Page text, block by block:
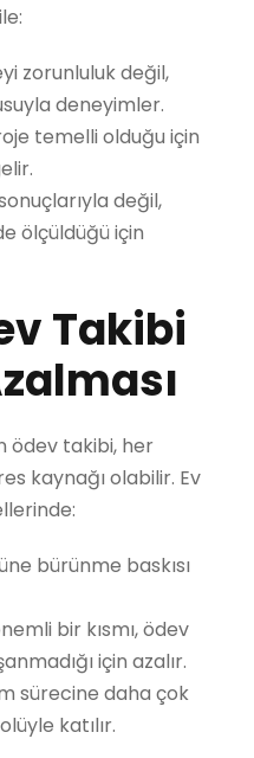
zorunluluk değil,
deneyimler.
temelli olduğu için
değil,
ölçüldüğü için
Takibi
ödev takibi, her
kaynağı olabilir. Ev
bürünme baskısı
bir kısmı, ödev
için azalır.
sürecine daha çok
katılır.